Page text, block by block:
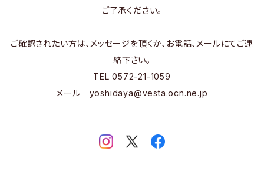
ご了承ください。
ご確認されたい方は、メッセージを頂くか、お電話、メールにてご連
絡下さい。
TEL 0572-21-1059
メール yoshidaya@vesta.ocn.ne.jp